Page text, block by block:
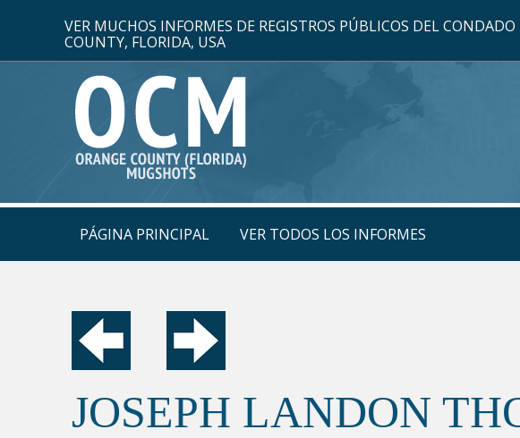
VER MUCHOS INFORMES DE REGISTROS PÚBLICOS DEL CONDADO
COUNTY, FLORIDA, USA
PÁGINA PRINCIPAL VER TODOS LOS INFORMES
JOSEPH LANDON